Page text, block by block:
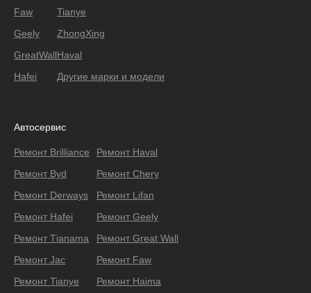
Faw
Geely
GreatWall
Hafei
Tianye
ZhongXing
Haval
Другие марки и модели
Автосервис
Ремонт Brilliance
Ремонт Byd
Ремонт Derways
Ремонт Hafei
Ремонт Тianama
Ремонт Jac
Ремонт Tianye
Ремонт Haval
Ремонт Chery
Ремонт Lifan
Ремонт Geely
Ремонт Great Wall
Ремонт Faw
Ремонт Haima